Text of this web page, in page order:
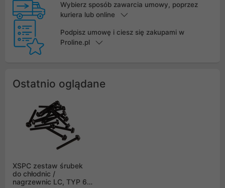
Wybierz sposób zawarcia umowy, poprzez
kuriera lub online
Podpisz umowę i ciesz się zakupami w
Proline.pl
Ostatnio oglądane
XSPC zestaw śrubek
do chłodnic /
nagrzewnic LC, TYP 6-